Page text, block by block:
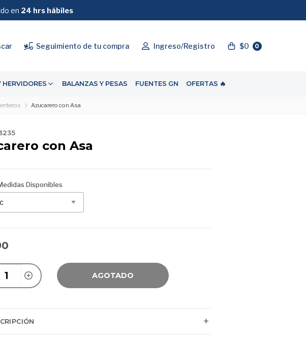
Seguimiento de tu compra Ingreso/Registro $0 0
HERVIDORES BALANZAS Y PESAS FUENTES GN OFERTAS 🔥
$39.990
en 24 hrs hábiles
Azucarero con Asa
con Asa
Disponibles
AGOTADO